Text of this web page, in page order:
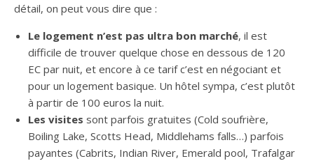
détail, on peut vous dire que :
Le logement n’est pas ultra bon marché, il est
difficile de trouver quelque chose en dessous de 120
EC par nuit, et encore à ce tarif c’est en négociant et
pour un logement basique. Un hôtel sympa, c’est plutôt
à partir de 100 euros la nuit.
Les visites sont parfois gratuites (Cold soufrière,
Boiling Lake, Scotts Head, Middlehams falls…) parfois
payantes (Cabrits, Indian River, Emerald pool, Trafalgar